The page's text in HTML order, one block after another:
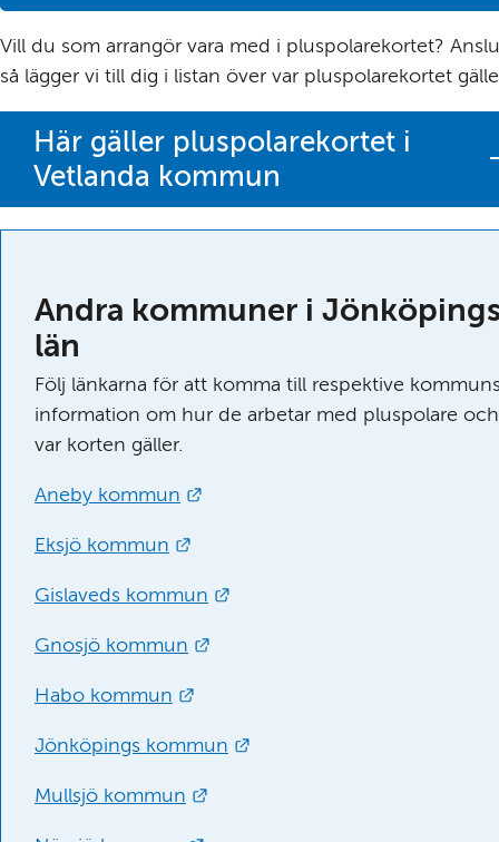
Vill du som arrangör vara med i pluspolarekortet?
så lägger vi till dig i listan över var pluspolarekortet
Här gäller pluspolarekortet i
Vetlanda kommun
Andra kommuner i
län
Följ länkarna för att komma till respektive
information om hur de arbetar med pluspolare och
var korten gäller.
Aneby kommun
Eksjö kommun
Gislaveds kommun
Gnosjö kommun
Habo kommun
Jönköpings kommun
Mullsjö kommun